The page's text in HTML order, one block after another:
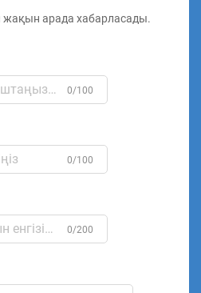
жақын арада хабарласады.
0/100
0/100
0/200